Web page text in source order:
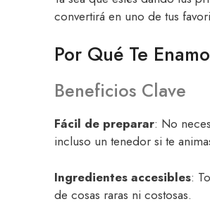
convertirá en uno de tus
Por Qué Te
Beneficios Clave
Fácil de preparar: No
incluso un tenedor si te
Ingredientes accesibles:
de cosas raras ni costosas.